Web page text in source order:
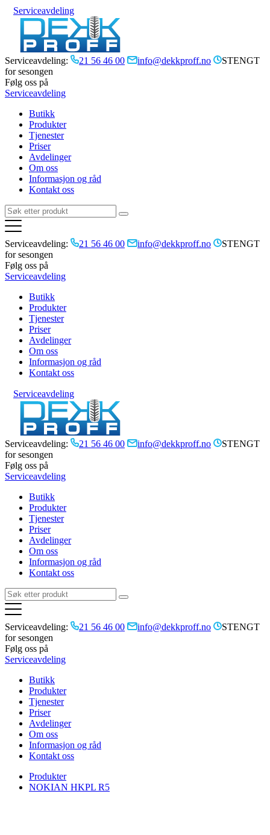
Serviceavdeling
Serviceavdeling: 21 56 46 00 info@dekkproff.no
STENGT
for sesongen
Følg oss på
Serviceavdeling
Butikk
Produkter
Tjenester
Priser
Avdelinger
Om oss
Informasjon og råd
Kontakt oss
Serviceavdeling: 21 56 46 00 info@dekkproff.no
STENGT
for sesongen
Følg oss på
Serviceavdeling
Butikk
Produkter
Tjenester
Priser
Avdelinger
Om oss
Informasjon og råd
Kontakt oss
Serviceavdeling
Serviceavdeling: 21 56 46 00 info@dekkproff.no
STENGT
for sesongen
Følg oss på
Serviceavdeling
Butikk
Produkter
Tjenester
Priser
Avdelinger
Om oss
Informasjon og råd
Kontakt oss
Serviceavdeling: 21 56 46 00 info@dekkproff.no
STENGT
for sesongen
Følg oss på
Serviceavdeling
Butikk
Produkter
Tjenester
Priser
Avdelinger
Om oss
Informasjon og råd
Kontakt oss
Produkter
NOKIAN HKPL R5